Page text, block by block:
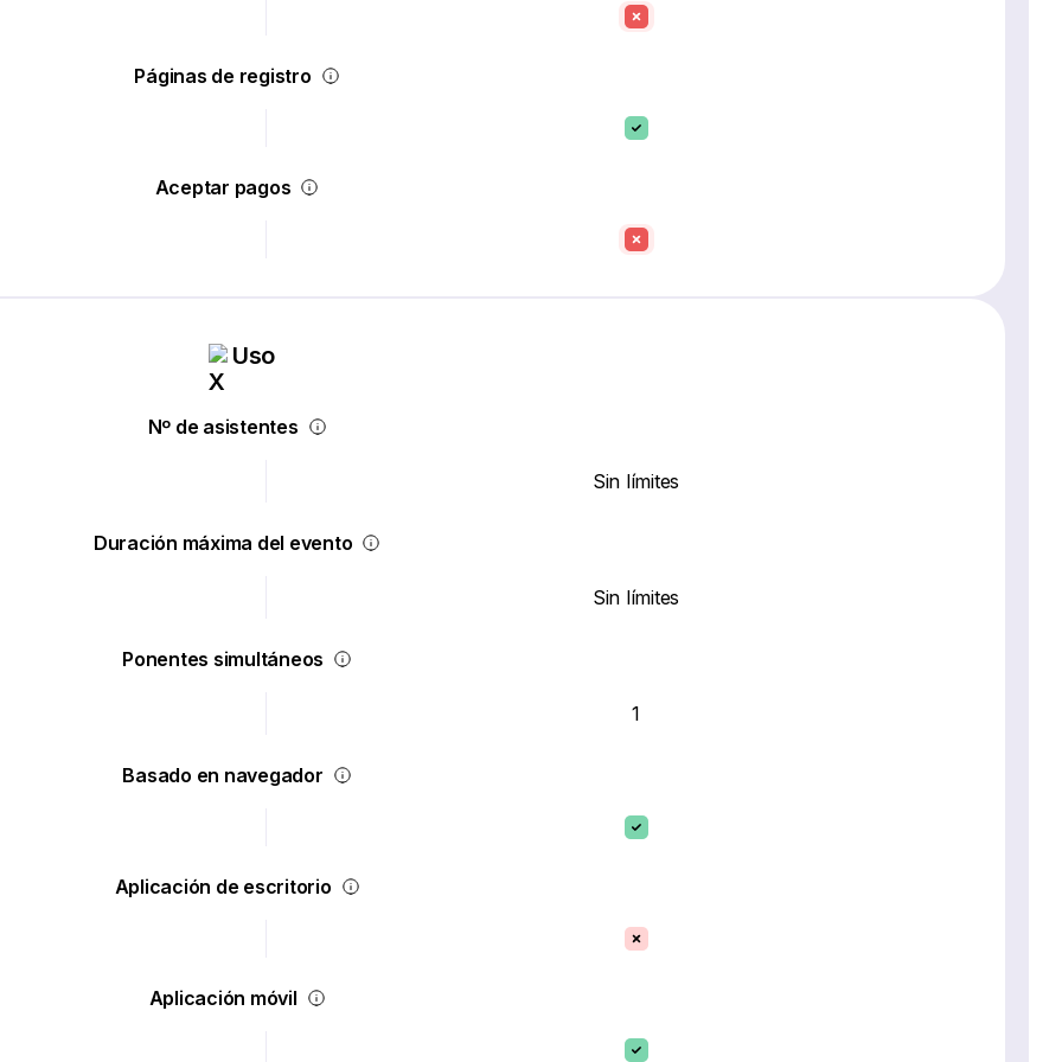
Páginas de registro
Aceptar pagos
Uso
Nº de asistentes
Sin límites
Duración máxima del evento
Sin límites
Ponentes simultáneos
1
Basado en navegador
Aplicación de escritorio
Aplicación móvil